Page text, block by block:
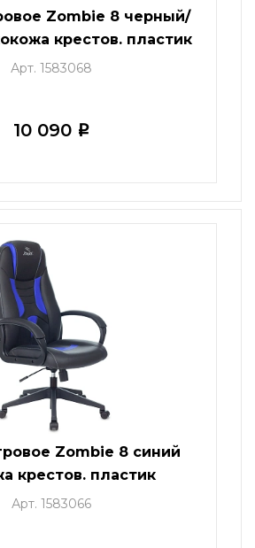
Zombie 8 черный/
крестов. пластик
Арт. 1583068
10 090 i
Zombie 8 синий
крестов. пластик
Арт. 1583066